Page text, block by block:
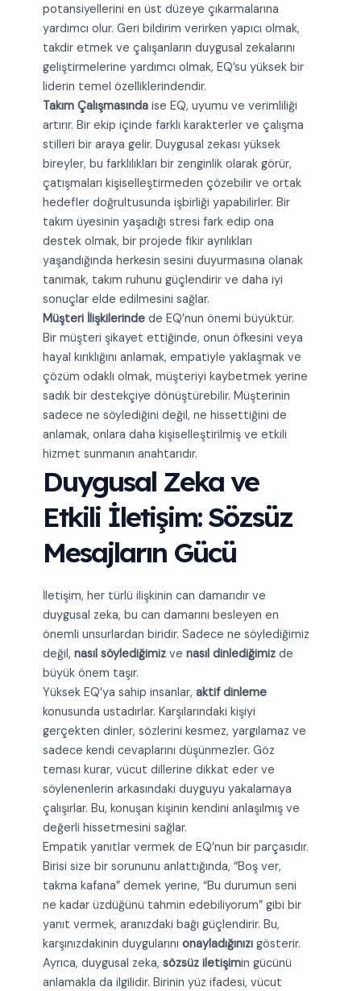
potansiyellerini en üst düzeye çıkarmalarına
yardımcı olur. Geri bildirim verirken yapıcı olmak,
takdir etmek ve çalışanların duygusal zekalarını
geliştirmelerine yardımcı olmak, EQ’su yüksek bir
liderin temel özelliklerindendir.
Takım Çalışmasındaise EQ, uyumu ve verimliliği
artırır. Bir ekip içinde farklı karakterler ve çalışma
stilleri bir araya gelir. Duygusal zekası yüksek
bireyler, bu farklılıkları bir zenginlik olarak görür,
çatışmaları kişiselleştirmeden çözebilir ve ortak
hedefler doğrultusunda işbirliği yapabilirler. Bir
takım üyesinin yaşadığı stresi fark edip ona
destek olmak, bir projede fikir ayrılıkları
yaşandığında herkesin sesini duyurmasına olanak
tanımak, takım ruhunu güçlendirir ve daha iyi
sonuçlar elde edilmesini sağlar.
Müşteri İlişkilerindede EQ’nun önemi büyüktür.
Bir müşteri şikayet ettiğinde, onun öfkesini veya
hayal kırıklığını anlamak, empatiyle yaklaşmak ve
çözüm odaklı olmak, müşteriyi kaybetmek yerine
sadık bir destekçiye dönüştürebilir. Müşterinin
sadece ne söylediğini değil, ne hissettiğini de
anlamak, onlara daha kişiselleştirilmiş ve etkili
hizmet sunmanın anahtarıdır.
Duygusal Zeka ve
Etkili İletişim: Sözsüz
Mesajların Gücü
İletişim, her türlü ilişkinin can damarıdır ve
duygusal zeka, bu can damarını besleyen en
önemli unsurlardan biridir. Sadece ne söylediğimiz
değil, nasıl söylediğimizve nasıl dinlediğimizde
büyük önem taşır.
Yüksek EQ’ya sahip insanlar, aktif dinleme
konusunda ustadırlar. Karşılarındaki kişiyi
gerçekten dinler, sözlerini kesmez, yargılamaz ve
sadece kendi cevaplarını düşünmezler. Göz
teması kurar, vücut dillerine dikkat eder ve
söylenenlerin arkasındaki duyguyu yakalamaya
çalışırlar. Bu, konuşan kişinin kendini anlaşılmış ve
değerli hissetmesini sağlar.
Empatik yanıtlar vermek de EQ’nun bir parçasıdır.
Birisi size bir sorununu anlattığında, “Boş ver,
takma kafana” demek yerine, “Bu durumun seni
ne kadar üzdüğünü tahmin edebiliyorum” gibi bir
yanıt vermek, aranızdaki bağı güçlendirir. Bu,
karşınızdakinin duygularını onayladığınızıgösterir.
Ayrıca, duygusal zeka, sözsüz iletişimin gücünü
anlamakla da ilgilidir. Birinin yüz ifadesi, vücut